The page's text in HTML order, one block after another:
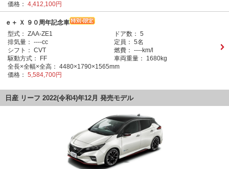
価格： 4,412,100円
ｅ＋ Ｘ ９０周年記念車
型式： ZAA-ZE1 ドア数： 5
排気量： ----cc 定員： 5名
シフト： CVT 燃費： ----km/l
駆動方式：
FF 車両重量：
1680kg
全長×全幅×全高： 4480×1790×1565mm
価格： 5,584,700円
日産 リーフ 2022(令和4)年12月 発売モデル